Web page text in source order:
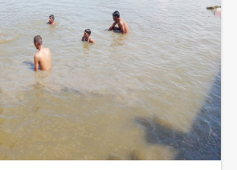
Noida District Hospital
Emergency: तीसरी मंजिल से गिरी छात्रा
को नहीं मिला इलाज, प्राइवेट अस्पताल में भर्ती
Avinash Kumar
Mamata Banerjee Convoy
Attack: जूते-पत्थर बरसाए, कीचड़ पोता;
बोलीं- ‘माथा फट जाता’
Avinash Kumar